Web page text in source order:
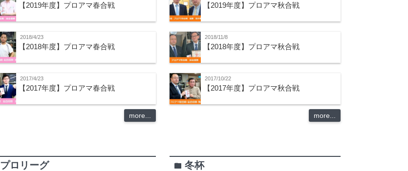
【2019年度】プロアマ春合戦
2018/4/23
【2018年度】プロアマ春合戦
2017/4/23
【2017年度】プロアマ春合戦
more...
【2019年度】プロアマ秋合戦
2018/11/8
【2018年度】プロアマ秋合戦
2017/10/22
【2017年度】プロアマ秋合戦
more...
プロリーグ folder 冬杯